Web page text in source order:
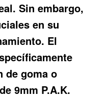
Sin embargo,
en su
El
de goma o
9mm P.A.K.